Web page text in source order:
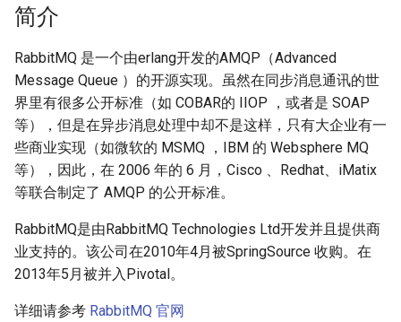
使用 supervisor 支持容器
DockerFile COPY绝对路径报
错
Docker 数据卷
Docker cp 命令
如何使用docker-php-ext-
install安装扩展模块？
如何为Alpine容器安装Perl套
如何使用 Docker-Compose
如何使用 Docker-Compose
部署 PHP 项目？
使用 Docker-Compose 部署
Harbor 仓库
Docker 编排工具 Compose
Docker Swarm
python 列表生成式
python 元组
python 列表常用方法
python 列表基本操作
python 序列和列表
python获取公网IP地址
丁
XenServer 设置虚拟机CPU权
重
XenServer 重置root账户密码
Xen 半虚拟化(PV)和完全虚拟
化(HVM)
XenServer 销毁指定的 VDI
Haproxy 配置SSL证书
SSL证书
Haproxy 日志
Squid 正向代理
Squid 隐藏头部信息
Squid refresh_pattern 指令
detected
Mysql sleep()函数
Postgresql 导出与导入示例
redis 常用命令
Mysql innodb replication
Mysql 设置sql_mode
Oracle the password has
Ubuntu 获取笔记本硬件温度
Ubuntu 使用iftop查看网络流
量
使用iotop找到占用磁盘io的进
程
Ubuntu 关闭 Swap
Ubuntu 设置 swappiness
Ubuntu 系统 chpasswd 命令
Ubuntu 替换 cosmos 壁纸
简介
RabbitMQ 是一个由erlang开发的AMQP（Advanced
Message Queue ）的开源实现。虽然在同步消息通讯的世
界里有很多公开标准（如 COBAR的 IIOP ，或者是 SOAP
等），但是在异步消息处理中却不是这样，只有大企业有一
些商业实现（如微软的 MSMQ ，IBM 的 Websphere MQ
等），因此，在 2006 年的 6 月，Cisco 、Redhat、iMatix
等联合制定了 AMQP 的公开标准。
RabbitMQ是由RabbitMQ Technologies Ltd开发并且提供商
业支持的。该公司在2010年4月被SpringSource 收购。在
2013年5月被并入Pivotal。
详细请参考 RabbitMQ 官网